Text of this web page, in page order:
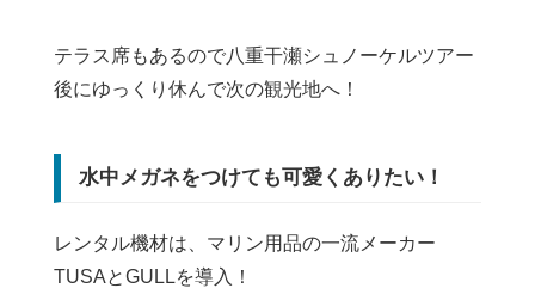
テラス席もあるので八重干瀬シュノーケルツアー
後にゆっくり休んで次の観光地へ！
水中メガネをつけても可愛くありたい！
レンタル機材は、マリン用品の一流メーカー
TUSAとGULLを導入！